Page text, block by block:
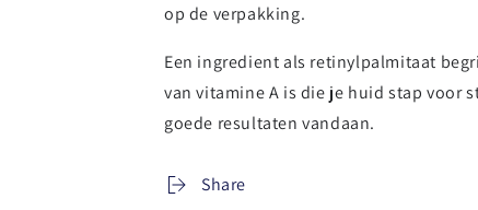
op de verpakking.
Een ingredient als retinylpalmitaat
van vitamine A is die je huid stap voor
goede resultaten vandaan.
Share